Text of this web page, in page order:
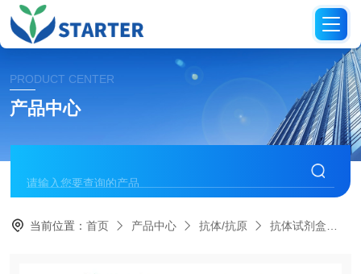
PRODUCT CENTER
产品中心
当前位置：首页 产品中心 抗体/抗原 抗体试剂盒